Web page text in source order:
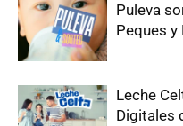
Puleva
Peques y
Leche
Digitales